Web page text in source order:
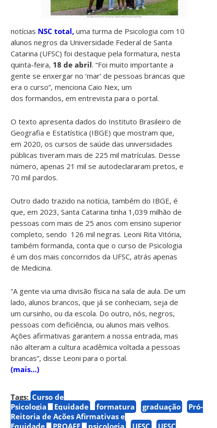
notícias NSC total, uma turma de Psicologia com 10
alunos negros da Universidade Federal de Santa
Catarina (UFSC) foi destaque pela formatura, nesta
quinta-feira, 18 de abril.“Foi muito importante a
gente se enxergar no ‘mar’ de pessoas brancas que
era o curso”, menciona Caio Nex, um
dos formandos, em entrevista para o portal.
O texto apresenta dados do Instituto Brasileiro de
Geografia e Estatística (IBGE) que mostram que,
em 2020, os cursos de saúde das universidades
públicas tiveram mais de 225 mil matrículas. Desse
número, apenas 21 mil se autodeclararam pretos, e
70 mil pardos.
Outro dado trazido na notícia, também do IBGE, é
que, em 2023, Santa Catarina tinha 1,039 milhão de
pessoas com mais de 25 anos com ensino superior
completo, sendo 126 mil negras. Leoni Rita Vitória,
também formanda, conta que o curso de Psicologia
é um dos mais concorridos da UFSC, atrás apenas
de Medicina.
“A gente via uma divisão física na sala de aula. De um
lado, alunos brancos, que já se conheciam, seja de
um cursinho, ou da escola. Do outro, nós, negros,
pessoas com deficiência, ou alunos mais velhos.
Ações afirmativas garantem a nossa entrada, mas
não alteram a cultura acadêmica voltada a pessoas
brancas”, disse Leoni para o portal.
(mais…)
Tags: Curso de
Psicologia
Equidade formatura graduação
Pró-
Reitoria de Ações Afirmativas e
Equidade
PROAFE psicologia UFSC
UFSC